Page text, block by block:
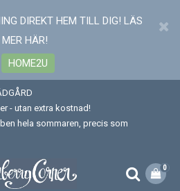
DIREKT HEM TILL DIG! LÄS
MER HÄR!
HOME2U
- utan extra kostnad!
hela sommaren, precis som
0